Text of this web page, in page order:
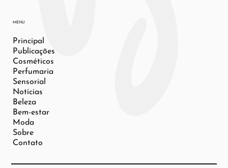
MENU
Principal
Publicações
Cosméticos
Perfumaria
Sensorial
Notícias
Beleza
Bem-estar
Moda
Sobre
Contato